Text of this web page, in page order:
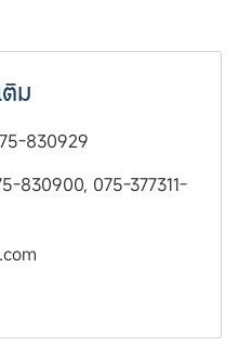
ม
830929
830900, 075-377311-